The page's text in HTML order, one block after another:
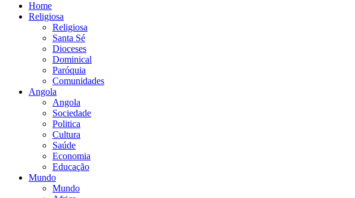
Home
Religiosa
Religiosa
Santa Sé
Dioceses
Dominical
Paróquia
Comunidades
Angola
Angola
Sociedade
Politica
Cultura
Saúde
Economia
Educação
Mundo
Mundo